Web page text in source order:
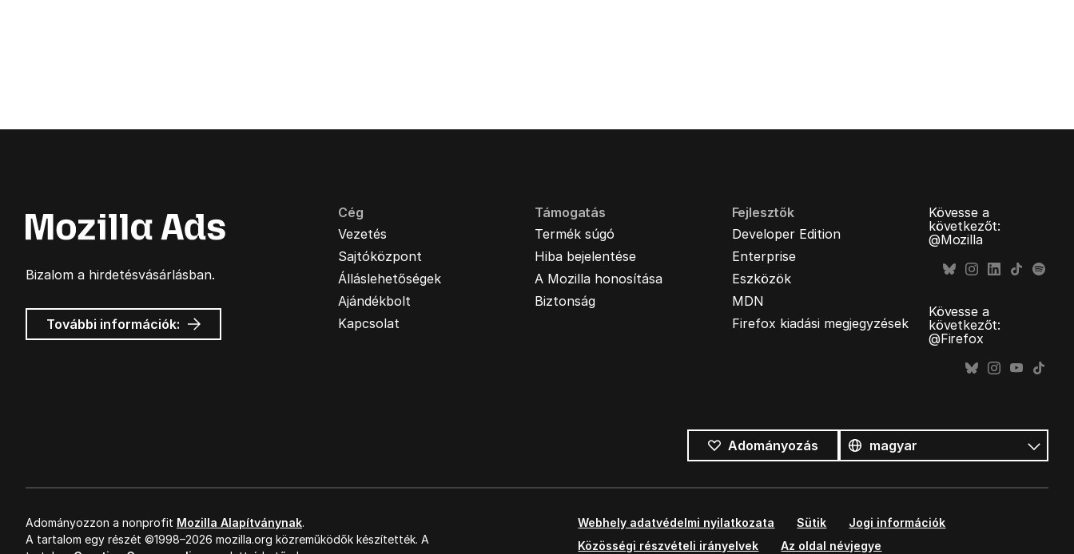
Bizalom a hirdetésvásárlásban.
További információk: Mozilla
hirdetések
Cég
Vezetés
Sajtóközpont
Álláslehetőségek
Ajándékbolt
Kapcsolat
Támogatás
Termék súgó
Hiba bejelentése
A Mozilla honosítása
Biztonság
Fejlesztők
Developer Edition
Enterprise
Eszközök
MDN
Firefox kiadási megjegyzések
Kövesse a
következőt:
@Mozilla
Kövesse a
következőt:
@Firefox
Adományozás
nyelv
Nyelv
Adományozzon a nonprofit Mozilla Alapítványnak.
A tartalom egy részét ©1998–2026 mozilla.org közreműködők készítették. A
Webhely adatvédelmi nyilatkozata Sütik
Jogi információk
Közösségi részvételi irányelvek
Az oldal névjegye